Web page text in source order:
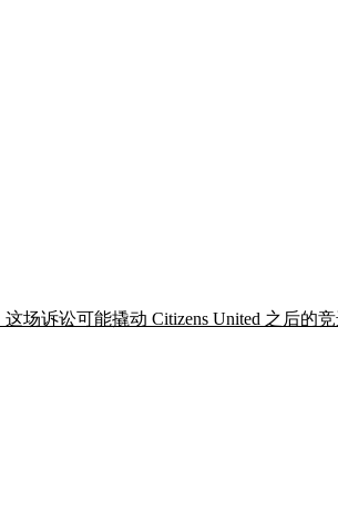
场诉讼可能撬动 Citizens United 之后的